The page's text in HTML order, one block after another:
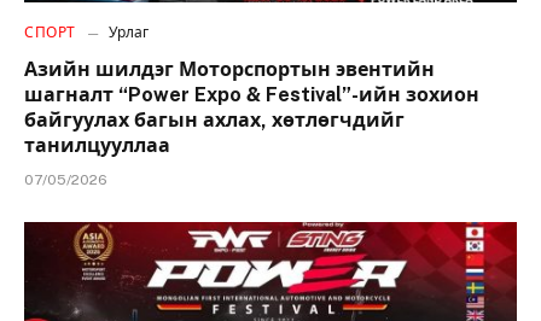
СПОРТ Урлаг
Азийн шилдэг Моторспортын эвентийн
шагналт “Power Expo & Festival”-ийн зохион
байгуулах багын ахлах, хөтлөгчдийг
танилцууллаа
07/05/2026